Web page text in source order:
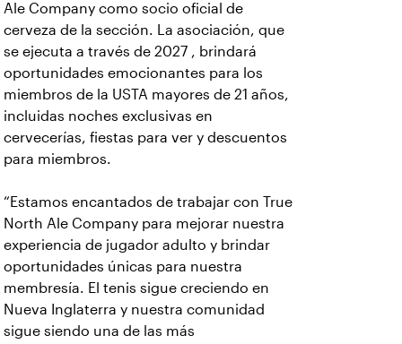
Ale Company como socio oficial de
cerveza de la sección. La asociación, que
se ejecuta a través de 2027 , brindará
oportunidades emocionantes para los
miembros de la USTA mayores de 21 años,
incluidas noches exclusivas en
cervecerías, fiestas para ver y descuentos
para miembros.
“Estamos encantados de trabajar con True
North Ale Company para mejorar nuestra
experiencia de jugador adulto y brindar
oportunidades únicas para nuestra
membresía. El tenis sigue creciendo en
Nueva Inglaterra y nuestra comunidad
sigue siendo una de las más